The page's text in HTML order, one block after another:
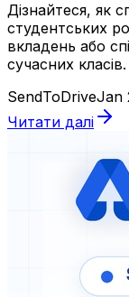
Дізнайтеся, як
студентських
вкладень або
сучасних класів.
SendToDriveJan
Читати далі